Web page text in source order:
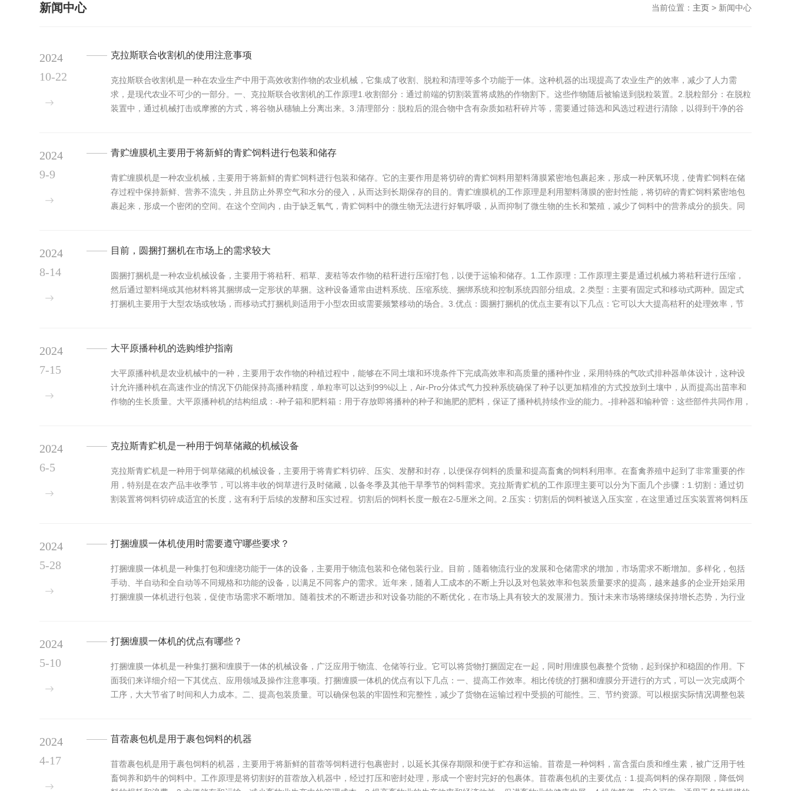
新闻中心 当前位置： 主页> 新闻中心
克拉斯联合收割机的使用注意事项
克拉斯联合收割机是一种在农业生产中用于高效收割作物的农业机械，它集成了收割、脱粒和清理等多个功能于一体。这种机器的出现提高了农业生产的效率，减少了人力需
求，是现代农业不可少的一部分。一、克拉斯联合收割机的工作原理1.收割部分：通过前端的切割装置将成熟的作物割下。这些作物随后被输送到脱粒装置。2.脱粒部分：在脱粒
装置中，通过机械打击或摩擦的方式，将谷物从穗轴上分离出来。3.清理部分：脱粒后的混合物中含有杂质如秸秆碎片等，需要通过筛选和风选过程进行清除，以得到干净的谷
2024
10-22
青贮缠膜机主要用于将新鲜的青贮饲料进行包装和储存
青贮缠膜机是一种农业机械，主要用于将新鲜的青贮饲料进行包装和储存。它的主要作用是将切碎的青贮饲料用塑料薄膜紧密地包裹起来，形成一种厌氧环境，使青贮饲料在储
存过程中保持新鲜、营养不流失，并且防止外界空气和水分的侵入，从而达到长期保存的目的。青贮缠膜机的工作原理是利用塑料薄膜的密封性能，将切碎的青贮饲料紧密地包
裹起来，形成一个密闭的空间。在这个空间内，由于缺乏氧气，青贮饲料中的微生物无法进行好氧呼吸，从而抑制了微生物的生长和繁殖，减少了饲料中的营养成分的损失。同
2024
9-9
目前，圆捆打捆机在市场上的需求较大
圆捆打捆机是一种农业机械设备，主要用于将秸秆、稻草、麦秸等农作物的秸秆进行压缩打包，以便于运输和储存。1.工作原理：工作原理主要是通过机械力将秸秆进行压缩，
然后通过塑料绳或其他材料将其捆绑成一定形状的草捆。这种设备通常由进料系统、压缩系统、捆绑系统和控制系统四部分组成。2.类型：主要有固定式和移动式两种。固定式
打捆机主要用于大型农场或牧场，而移动式打捆机则适用于小型农田或需要频繁移动的场合。3.优点：圆捆打捆机的优点主要有以下几点：它可以大大提高秸秆的处理效率，节
2024
8-14
大平原播种机的选购维护指南
大平原播种机是农业机械中的一种，主要用于农作物的种植过程中，能够在不同土壤和环境条件下完成高效率和高质量的播种作业，采用特殊的气吹式排种器单体设计，这种设
计允许播种机在高速作业的情况下仍能保持高播种精度，单粒率可以达到99%以上，Air-Pro分体式气力投种系统确保了种子以更加精准的方式投放到土壤中，从而提高出苗率和
作物的生长质量。大平原播种机的结构组成：-种子箱和肥料箱：用于存放即将播种的种子和施肥的肥料，保证了播种机持续作业的能力。-排种器和输种管：这些部件共同作用，
2024
7-15
克拉斯青贮机是一种用于饲草储藏的机械设备
克拉斯青贮机是一种用于饲草储藏的机械设备，主要用于将青贮料切碎、压实、发酵和封存，以便保存饲料的质量和提高畜禽的饲料利用率。在畜禽养殖中起到了非常重要的作
用，特别是在农产品丰收季节，可以将丰收的饲草进行及时储藏，以备冬季及其他干旱季节的饲料需求。克拉斯青贮机的工作原理主要可以分为下面几个步骤：1.切割：通过切
割装置将饲料切碎成适宜的长度，这有利于后续的发酵和压实过程。切割后的饲料长度一般在2-5厘米之间。2.压实：切割后的饲料被送入压实室，在这里通过压实装置将饲料压
2024
6-5
打捆缠膜一体机使用时需要遵守哪些要求？
打捆缠膜一体机是一种集打包和缠绕功能于一体的设备，主要用于物流包装和仓储包装行业。目前，随着物流行业的发展和仓储需求的增加，市场需求不断增加。多样化，包括
手动、半自动和全自动等不同规格和功能的设备，以满足不同客户的需求。近年来，随着人工成本的不断上升以及对包装效率和包装质量要求的提高，越来越多的企业开始采用
打捆缠膜一体机进行包装，促使市场需求不断增加。随着技术的不断进步和对设备功能的不断优化，在市场上具有较大的发展潜力。预计未来市场将继续保持增长态势，为行业
2024
5-28
打捆缠膜一体机的优点有哪些？
打捆缠膜一体机是一种集打捆和缠膜于一体的机械设备，广泛应用于物流、仓储等行业。它可以将货物打捆固定在一起，同时用缠膜包裹整个货物，起到保护和稳固的作用。下
面我们来详细介绍一下其优点、应用领域及操作注意事项。打捆缠膜一体机的优点有以下几点：一、提高工作效率。相比传统的打捆和缠膜分开进行的方式，可以一次完成两个
工序，大大节省了时间和人力成本。二、提高包装质量。可以确保包装的牢固性和完整性，减少了货物在运输过程中受损的可能性。三、节约资源。可以根据实际情况调整包装
2024
5-10
苜蓿裹包机是用于裹包饲料的机器
苜蓿裹包机是用于裹包饲料的机器，主要用于将新鲜的苜蓿等饲料进行包裹密封，以延长其保存期限和便于贮存和运输。苜蓿是一种饲料，富含蛋白质和维生素，被广泛用于牲
畜饲养和奶牛的饲料中。工作原理是将切割好的苜蓿放入机器中，经过打压和密封处理，形成一个密封完好的包裹体。苜蓿裹包机的主要优点：1.提高饲料的保存期限，降低饲
2024
4-17